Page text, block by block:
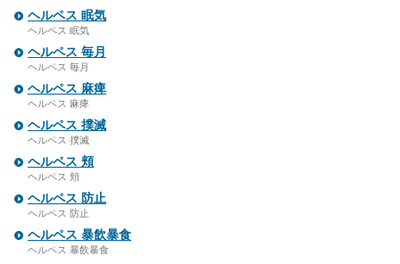
ヘルペス 眠気
ヘルペス 眠気
ヘルペス 毎月
ヘルペス 毎月
ヘルペス 麻痺
ヘルペス 麻痺
ヘルペス 撲滅
ヘルペス 撲滅
ヘルペス 頬
ヘルペス 頬
ヘルペス 防止
ヘルペス 防止
ヘルペス 暴飲暴食
ヘルペス 暴飲暴食